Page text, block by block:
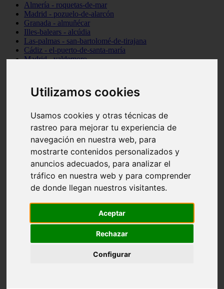
Utilizamos cookies
Usamos cookies y otras técnicas de
rastreo para mejorar tu experiencia de
navegación en nuestra web, para
mostrarte contenidos personalizados y
anuncios adecuados, para analizar el
tráfico en nuestra web y para comprender
de donde llegan nuestros visitantes.
Aceptar
Rechazar
Configurar
Almería - roquetas-de-mar
Madrid - pozuelo-de-alarcón
Granada - almuñécar
Illes-balears - alcúdia
Las-palmas - san-bartolomé-de-tirajana
Cádiz - el-puerto-de-santa-maría
Madrid - valdemoro
Cantabria - suances
Sevilla - bormujos
Málaga - júzcar
Huesca - alquézar
Huesca - castejón-de-sos
Lleida - alt-àneu
Córdoba - almedinilla
Navarra - zangoza
Cantabria - arenas-de-iguña
Barcelona - la-pobla-de-lillet
Murcia - cartagena
Madrid - nuevo-baztán